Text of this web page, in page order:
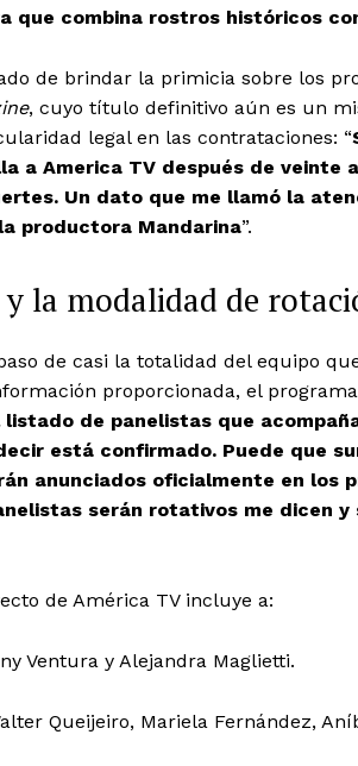
que combina rostros históricos
de brindar la primicia sobre los
, cuyo título definitivo aún es un
legal en las contrataciones: “
a America TV después de veinte
Un dato que me llamó la
productora Mandarina”.
y la modalidad de
de casi la totalidad del equipo
proporcionada, el
listado de panelistas que
está confirmado. Puede que
anunciados oficialmente en los
serán rotativos me dicen y
de América TV incluye a:
Ventura y Alejandra Maglietti.
Queijeiro, Mariela Fernández,